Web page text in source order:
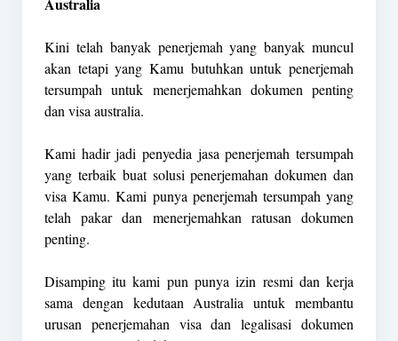
Kini telah banyak penerjemah yang banyak muncul
akan tetapi yang Kamu butuhkan untuk penerjemah
tersumpah untuk menerjemahkan dokumen penting
dan visa australia.
Kami hadir jadi penyedia jasa penerjemah tersumpah
yang terbaik buat solusi penerjemahan dokumen dan
visa Kamu. Kami punya penerjemah tersumpah yang
telah pakar dan menerjemahkan ratusan dokumen
penting.
Disamping itu kami pun punya izin resmi dan kerja
sama dengan kedutaan Australia untuk membantu
urusan penerjemahan visa dan legalisasi dokumen